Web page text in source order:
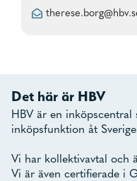
Det här är HBV
HBV är en
inköpsfunktion åt
Vi har kollektivavtal och
Vi är även certifierade i